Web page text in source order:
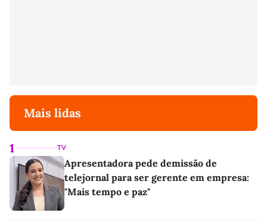
Mais lidas
1 TV
Apresentadora pede demissão de
telejornal para ser gerente em empresa:
"Mais tempo e paz"